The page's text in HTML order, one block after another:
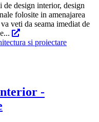
design interior, design
folosite in amenajarea
veti da seama imediat de
-